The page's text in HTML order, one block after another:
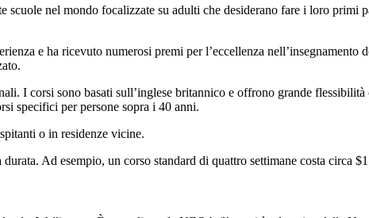
scuole nel mondo focalizzate su adulti che desiderano fare i loro primi
e ha ricevuto numerosi premi per l’eccellenza nell’insegnamento
I corsi sono basati sull’inglese britannico e offrono grande
specifici per persone sopra i 40 anni.
o in residenze vicine.
Ad esempio, un corso standard di quattro settimane costa circa